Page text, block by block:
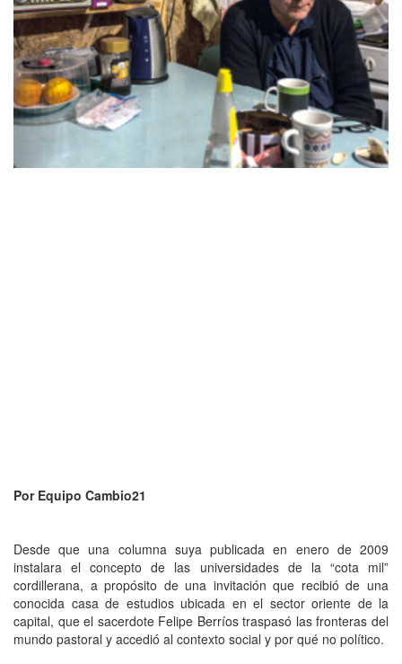
Por Equipo Cambio21
Desde que una columna suya publicada en enero de 2009
instalara el concepto de las universidades de la “cota mil”
cordillerana, a propósito de una invitación que recibió de una
conocida casa de estudios ubicada en el sector oriente de la
capital, que el sacerdote Felipe Berríos traspasó las fronteras del
mundo pastoral y accedió al contexto social y por qué no político.